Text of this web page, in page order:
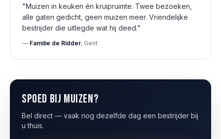
"Muizen in keuken én kruipruimte. Twee bezoeken,
alle gaten gedicht, geen muizen meer. Vriendelijke
bestrijder die uitlegde wat hij deed."
— Familie de Ridder, Gent
Spoed bij muizen?
Bel direct — vaak nog dezelfde dag een bestrijder bij
u thuis.